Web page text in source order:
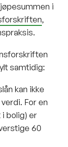
i
,
samtidig:
kan ikke
For en
bolig) er
60